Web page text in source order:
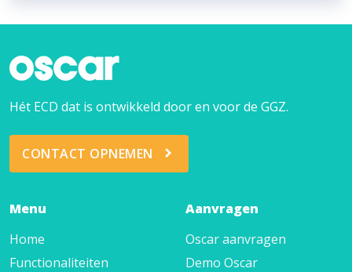
Hét ECD dat is ontwikkeld door en voor de GGZ.
CONTACT OPNEMEN
Menu
Home
Functionaliteiten
Aanvragen
Oscar aanvragen
Demo Oscar